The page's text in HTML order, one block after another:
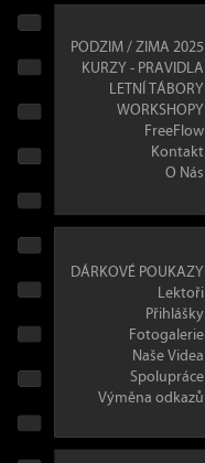
PODZIM / ZIMA 2025
KURZY - PRAVIDLA
LETNÍ TÁBORY
WORKSHOPY
FreeFlow
Kontakt
O Nás
DÁRKOVÉ POUKAZY
Lektoři
Přihlášky
Fotogalerie
Naše Videa
Spolupráce
Výměna odkazů